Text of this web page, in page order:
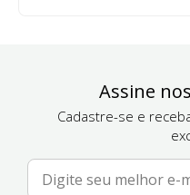
Assine
Cadastre-se e